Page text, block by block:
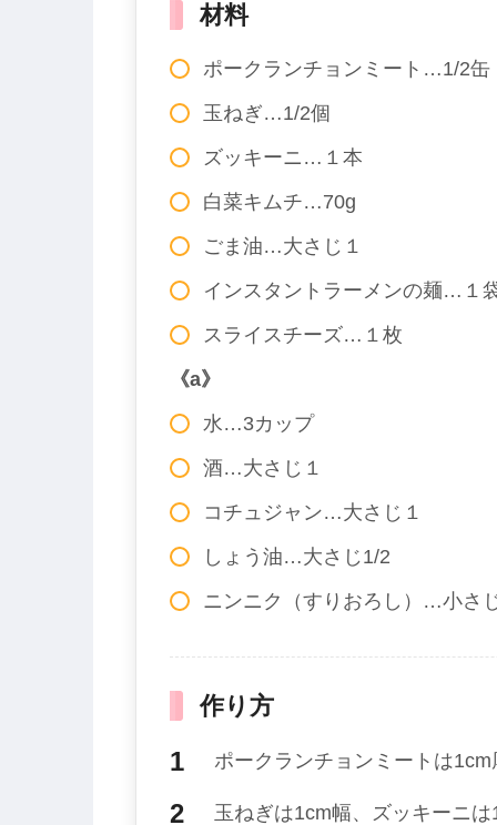
材料
ポークランチョンミート…1/2缶
玉ねぎ…1/2個
ズッキーニ…１本
白菜キムチ…70g
ごま油…大さじ１
インスタントラーメンの麺…１
スライスチーズ…１枚
《a》
水…3カップ
酒…大さじ１
コチュジャン…大さじ１
しょう油…大さじ1/2
ニンニク（すりおろし）…小さ
作り方
ポークランチョンミートは
玉ねぎは1cm幅、ズッキーニ